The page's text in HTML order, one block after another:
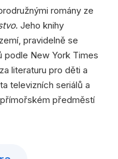
romány ze
. Jeho knihy
pravidelně se
podle New York Times
literaturu pro děti a
televizních seriálů a
předměstí